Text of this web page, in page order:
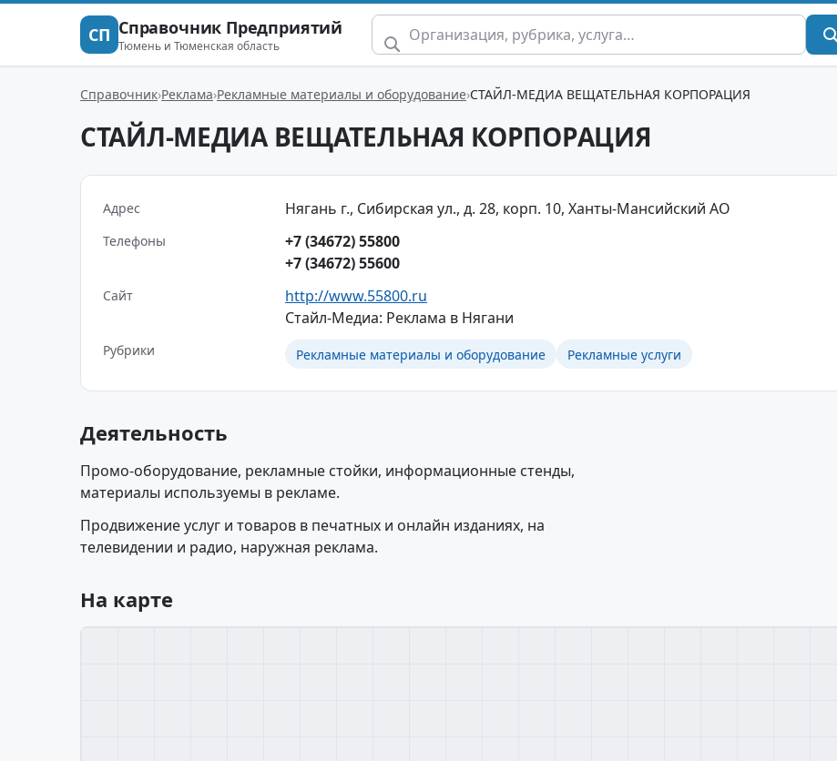
СП Справочник Предприятий
Тюмень и Тюменская область
Справочник Реклама Рекламные материалы и оборудование СТАЙЛ-МЕДИА ВЕЩАТЕЛЬНАЯ КОРПОРАЦИЯ
СТАЙЛ-МЕДИА ВЕЩАТЕЛЬНАЯ КОРПОРАЦИЯ
Адрес Нягань г., Сибирская ул., д. 28, корп. 10, Ханты-Мансийский АО
Телефоны
+7 (34672) 55800
+7 (34672) 55600
Сайт
http://www.55800.ru
Стайл-Медиа: Реклама в Нягани
Рубрики Рекламные материалы и оборудование Рекламные услуги
Деятельность
Промо-оборудование, рекламные стойки, информационные стенды,
материалы используемы в рекламе.
Продвижение услуг и товаров в печатных и онлайн изданиях, на
телевидении и радио, наружная реклама.
На карте